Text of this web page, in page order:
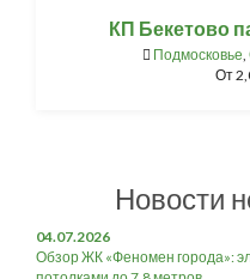
КП Бекетово
Подмосковье,
От
Новости
04.07.2026
Обзор ЖК «Феномен города»: